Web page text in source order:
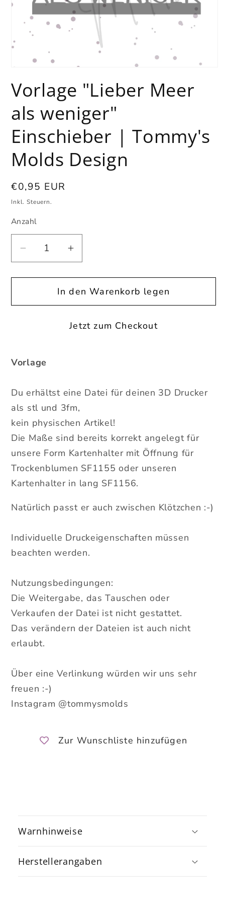
in
Modal
Vorlage "Lieber Meer
als weniger"
Einschieber | Tommy's
Molds Design
Normaler
Preis
€0,95 EUR
Inkl. Steuern.
Anzahl
Anzahl
Verringere
Menge
Vorlage
&quot;Lieber
weniger&quot;
Einschieber
Tommy&#39;s
Molds
Design
Erhöhe
Menge
für
Vorlage
&quot;Lieber
Meer
Tommy&#39;s
Molds
Design
In den Warenkorb legen
Jetzt zum Checkout
Vorlage
Du erhältst eine Datei für deinen 3D Drucker
als stl und 3fm,
kein physischen Artikel!
Die Maße sind bereits korrekt angelegt für
unsere Form Kartenhalter mit Öffnung für
Trockenblumen SF1155 oder unseren
Kartenhalter in lang SF1156.
Natürlich passt er auch zwischen Klötzchen :-)
Individuelle Druckeigenschaften müssen
beachten werden.
Nutzungsbedingungen:
Die Weitergabe, das Tauschen oder
Verkaufen der Datei ist nicht gestattet.
Das verändern der Dateien ist auch nicht
erlaubt.
Über eine Verlinkung würden wir uns sehr
freuen :-)
Instagram @tommysmolds
Zur Wunschliste hinzufügen
n
k
l
Warnhinweise
Herstellerangaben